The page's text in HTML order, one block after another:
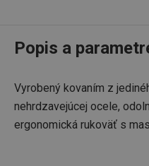
Popis a
Vyrobený kovaním z
nehrdzavejúcej ocele,
ergonomická rukoväť s